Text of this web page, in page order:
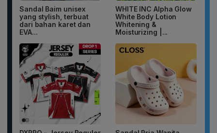
Sandal Baim unisex
yang stylish, terbuat
dari bahan karet dan
EVA...
WHITE INC Alpha Glow
White Body Lotion
Whitening &
Moisturizing |...